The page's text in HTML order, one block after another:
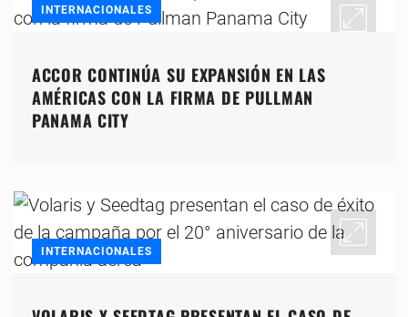
INTERNACIONALES
ACCOR CONTINÚA SU EXPANSIÓN EN LAS
AMÉRICAS CON LA FIRMA DE PULLMAN
PANAMA CITY
INTERNACIONALES